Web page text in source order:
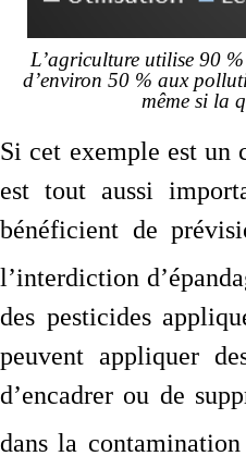
L’agriculture utilise 90 %
d’environ 50 % aux
même si la
Si cet exemple est un
est tout aussi
bénéficient de
l’interdiction
des pesticides
peuvent appliquer
d’encadrer ou de
dans la